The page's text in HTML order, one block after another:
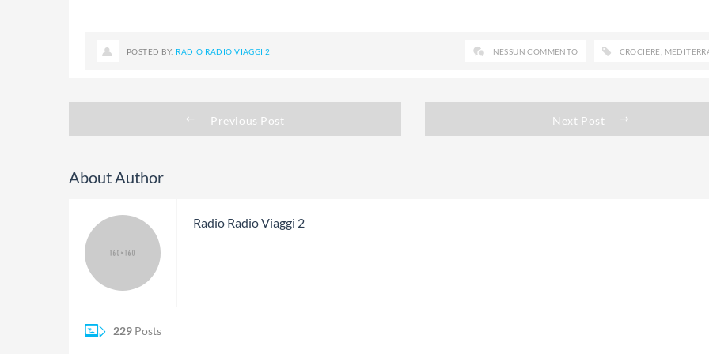
POSTED BY: RADIO RADIO VIAGGI 2 NESSUN COMMENTO CROCIERE
Previous Post Next Post
About Author
Radio Radio Viaggi 2
229 Posts